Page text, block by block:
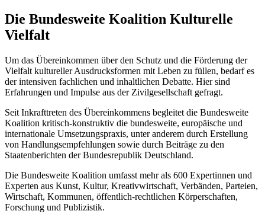
Die Bundesweite Koalition Kulturelle
Vielfalt
Um das Übereinkommen über den Schutz und die Förderung der
Vielfalt kultureller Ausdrucksformen mit Leben zu füllen, bedarf es
der intensiven fachlichen und inhaltlichen Debatte. Hier sind
Erfahrungen und Impulse aus der Zivilgesellschaft gefragt.
Seit Inkrafttreten des Übereinkommens begleitet die Bundesweite
Koalition kritisch-konstruktiv die bundesweite, europäische und
internationale Umsetzungspraxis, unter anderem durch Erstellung
von Handlungsempfehlungen sowie durch Beiträge zu den
Staatenberichten der Bundesrepublik Deutschland.
Die Bundesweite Koalition umfasst mehr als 600 Expertinnen und
Experten aus Kunst, Kultur, Kreativwirtschaft, Verbänden, Parteien,
Wirtschaft, Kommunen, öffentlich-rechtlichen Körperschaften,
Forschung und Publizistik.